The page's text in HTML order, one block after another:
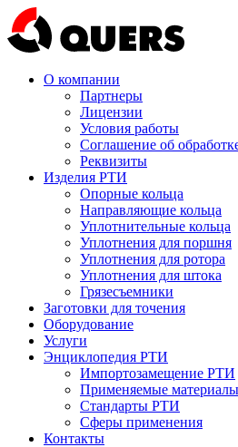
О компании
Партнеры
Лицензии
Условия работы
Соглашение об
Реквизиты
Изделия РТИ
Опорные кольца
Направляющие кольца
Уплотнительные кольца
Уплотнения для поршня
Уплотнения для ротора
Уплотнения для штока
Грязесъемники
Заготовки для точения
Оборудование
Услуги
Энциклопедия РТИ
Импортозамещение РТИ
Применяемые материалы
Стандарты РТИ
Сферы применения
Контакты